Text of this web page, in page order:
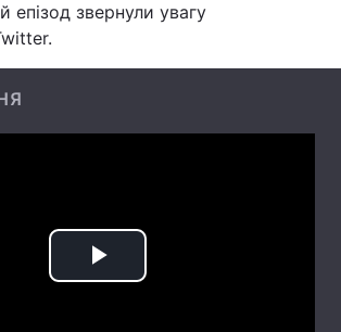
Регіони
епізод звернули увагу
Play